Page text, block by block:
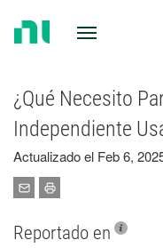
¿Qué Necesito
Independiente
Actualizado el Feb 6,
Reportado en